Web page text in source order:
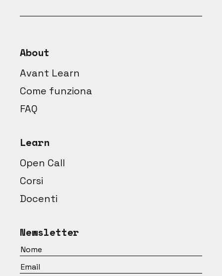
About
Avant Learn
Come funziona
FAQ
Learn
Open Call
Corsi
Docenti
Newsletter